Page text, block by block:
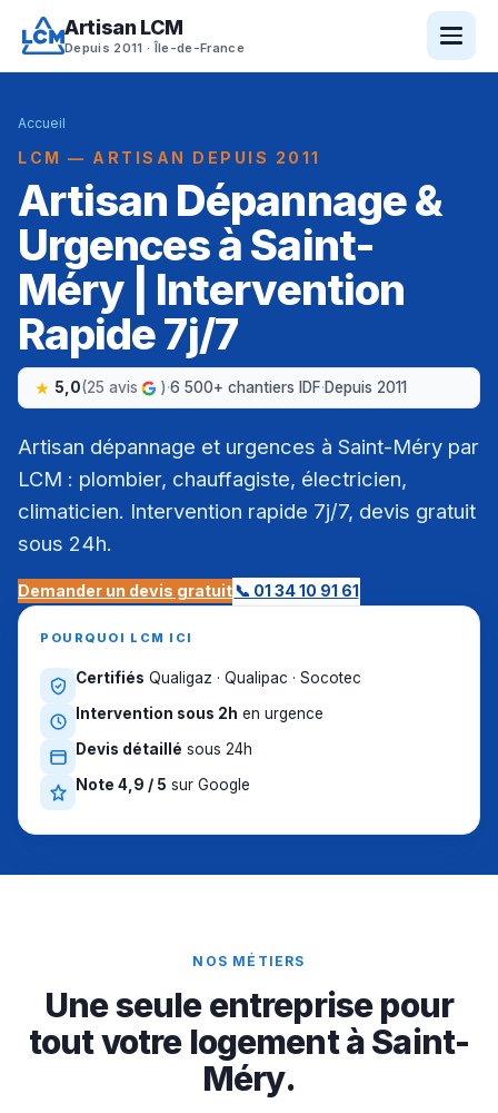
Artisan LCM
Depuis 2011 · Île-de-France
Accueil
LCM — ARTISAN DEPUIS 2011
Artisan Dépannage &
Urgences à Saint-
Méry | Intervention
Rapide 7j/7
5,0(25 avis )·6 500+ chantiers IDF·Depuis 2011
Artisan dépannage et urgences à Saint-Méry par
LCM : plombier, chauffagiste, électricien,
climaticien. Intervention rapide 7j/7, devis gratuit
sous 24h.
Demander un devis gratuit📞 01 34 10 91 61
POURQUOI LCM ICI
Certifiés Qualigaz · Qualipac · Socotec
Intervention sous 2h en urgence
Devis détaillé sous 24h
Note 4,9 / 5 sur Google
NOS MÉTIERS
Une seule entreprise pour
tout votre logement à Saint-
Méry.